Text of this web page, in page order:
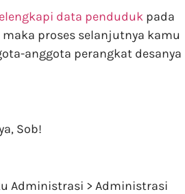
data penduduk pada
proses selanjutnya kamu
anggota perangkat desanya
Sob!
Administrasi > Administrasi